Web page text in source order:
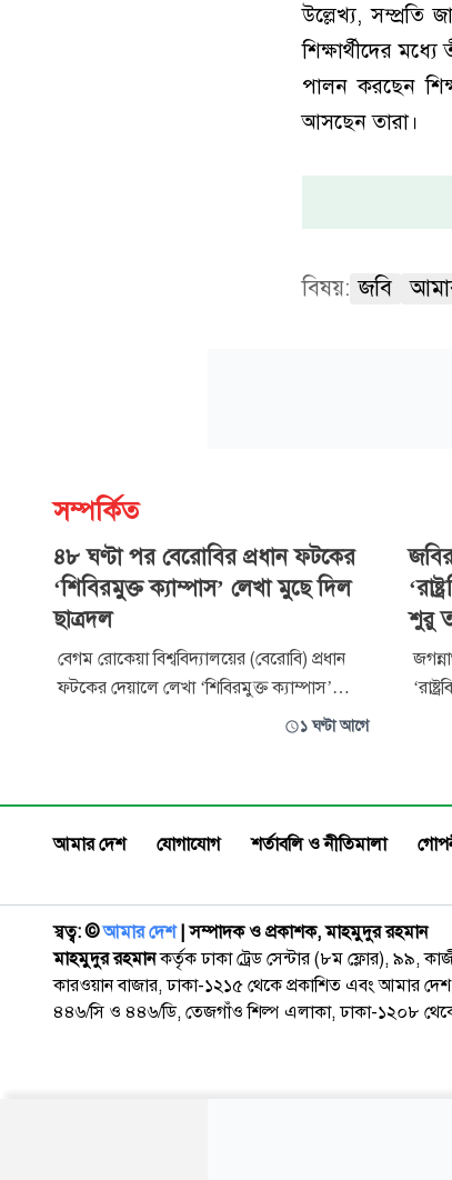
উল্লেখ্য, সম্প্রতি
শিক্ষার্থীদের
পালন করছেন
আসছেন তারা।
বিষয়: জবি
সম্পর্কিত
৪৮ ঘণ্টা পর বেরোবির প্রধান ফটকের
‘শিবিরমুক্ত ক্যাম্পাস’ লেখা মুছে দিল
ছাত্রদল
বেগম রোকেয়া বিশ্ববিদ্যালয়ের (বেরোবি) প্রধান
ফটকের দেয়ালে লেখা ‘শিবিরমুক্ত ক্যাম্পাস’
স্লোগান ৪৮ ঘণ্টার মাথায় নিজ উদ্যোগে মুছে
জানিয়েছে, অতি-উৎসাহী কয়েকজন শিক্ষার্থীর
কারণে দেয়াল লিখনের ঘটনা ঘটেছিল
১ ঘণ্টা আগে
শুরু
আমার দেশ যোগাযোগ শর্তাবলি ও নীতিমালা
স্বত্ব: ©️আমার দেশ| সম্পাদক ও প্রকাশক, মাহমুদুর রহমান
মাহমুদুর রহমানকর্তৃক ঢাকা ট্রেড সেন্টার (৮ম ফ্লোর), ৯৯,
কারওয়ান বাজার, ঢাকা-১২১৫ থেকে প্রকাশিত এবং আমার দেশ
৪৪৬/সি ও ৪৪৬/ডি, তেজগাঁও শিল্প এলাকা, ঢাকা-১২০৮